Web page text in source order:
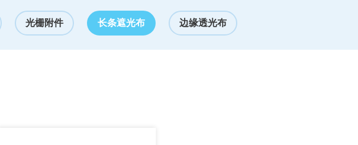
光栅附件 长条遮光布 边缘透光布